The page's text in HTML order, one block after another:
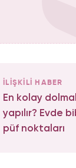
İLİŞKİLİ HABER
En kolay
yapılır? Evde
püf noktaları